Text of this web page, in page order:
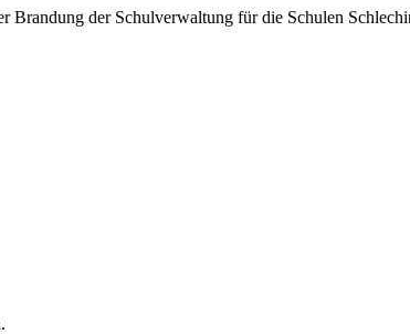
Brandung der Schulverwaltung für die Schulen